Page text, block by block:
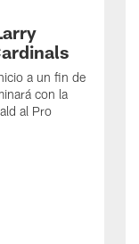
a un fin de
con la
al Pro